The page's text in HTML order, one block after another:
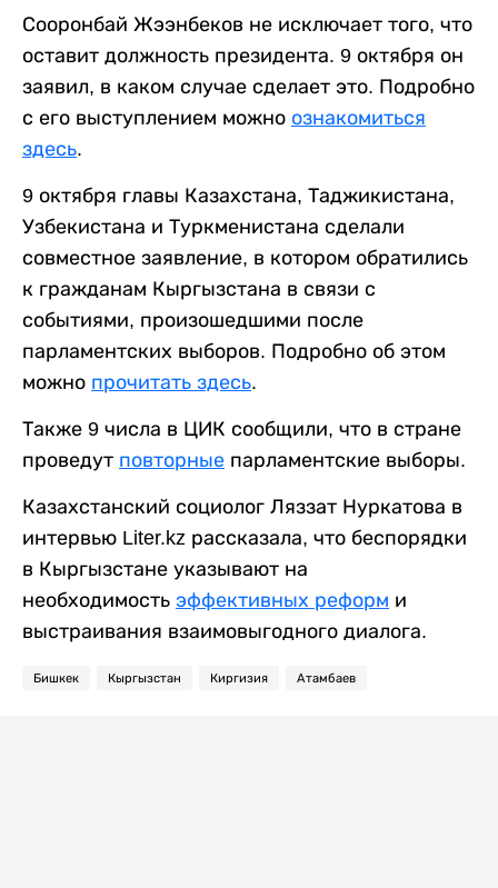
Сооронбай Жээнбеков не исключает того, что
оставит должность президента. 9 октября он
заявил, в каком случае сделает это. Подробно
с его выступлением можно ознакомиться
здесь.
9 октября главы Казахстана, Таджикистана,
Узбекистана и Туркменистана сделали
совместное заявление, в котором обратились
к гражданам Кыргызстана в связи с
событиями, произошедшими после
парламентских выборов. Подробно об этом
можно прочитать здесь.
Также 9 числа в ЦИК сообщили, что в стране
проведут повторные парламентские выборы.
Казахстанский социолог Ляззат Нуркатова в
интервью Liter.kz рассказала, что беспорядки
в Кыргызстане указывают на
необходимость эффективных реформ и
выстраивания взаимовыгодного диалога.
Бишкек Кыргызстан Киргизия Атамбаев